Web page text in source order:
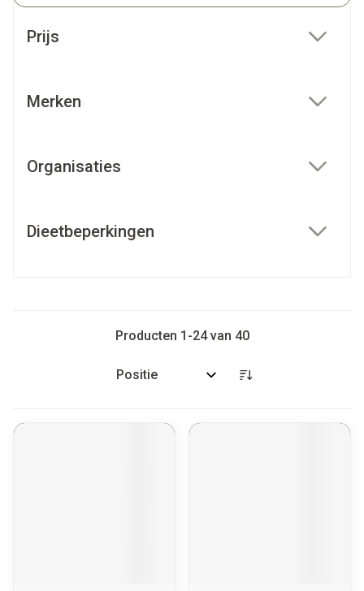
Prijs
Merken
Organisaties
Dieetbeperkingen
Producten 1 -24van 40
Sorteer op: